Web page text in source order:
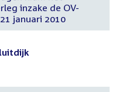
inzake de OV-
januari 2010